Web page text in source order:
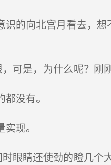
的向北宫月看去，
可是，为什么呢？刚
没有。
现。
睛还使劲的瞪几个大